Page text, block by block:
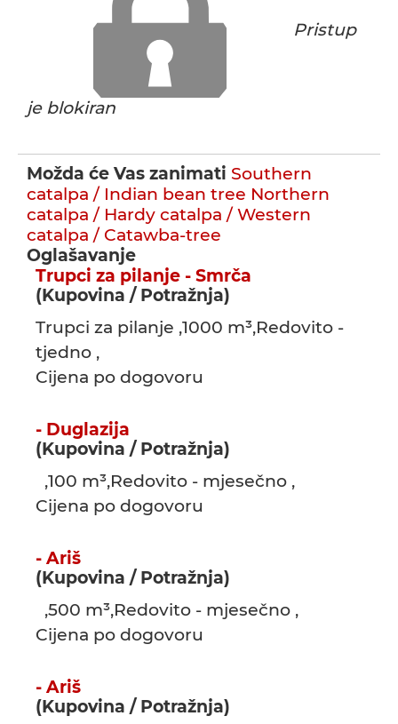
Pristup
je blokiran
Možda će Vas zanimati Southern
catalpa / Indian bean tree Northern
catalpa / Hardy catalpa / Western
catalpa / Catawba-tree
Oglašavanje
Trupci za pilanje - Smrča
(Kupovina / Potražnja)
Trupci za pilanje ,1000 m³,Redovito -
tjedno ,
Cijena po dogovoru
- Duglazija
(Kupovina / Potražnja)
,100 m³,Redovito - mjesečno ,
Cijena po dogovoru
- Ariš
(Kupovina / Potražnja)
,500 m³,Redovito - mjesečno ,
Cijena po dogovoru
- Ariš
(Kupovina / Potražnja)